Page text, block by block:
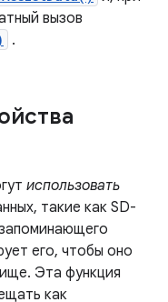
вызов
.
использовать
такие как SD-
его, чтобы оно
Эта функция
как